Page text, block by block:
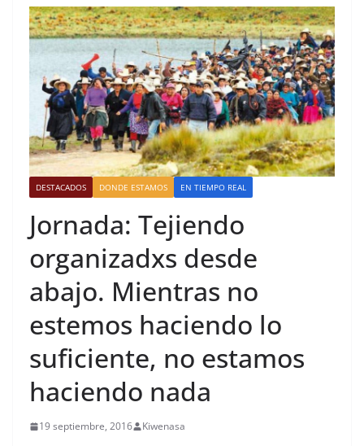
DESTACADOS DONDE ESTAMOS EN TIEMPO REAL
Jornada: Tejiendo
organizadxs desde
abajo. Mientras no
estemos haciendo lo
suficiente, no estamos
haciendo nada
19 septiembre, 2016 Kiwenasa